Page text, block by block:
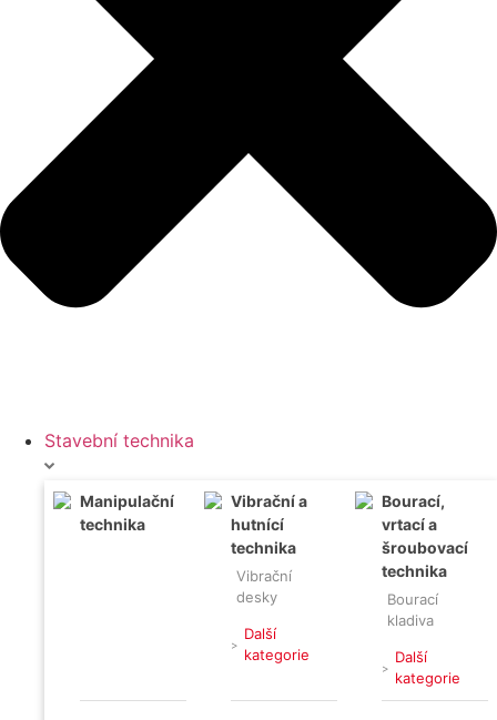
Stavební technika
Manipulační
technika
Vibrační a
hutnící
technika
Vibrační
desky
Vibrační
pěchy
Další
kategorie
Bourací,
vrtací a
šroubovací
technika
Bourací
kladiva
Vrtací
kladiva
Další
kategorie